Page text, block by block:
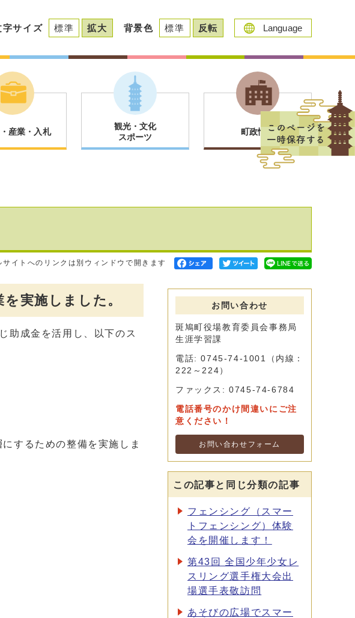
字サイズ 標準 拡大 背景色 標準 反転 Language
産業・入札
観光・文化
スポーツ
町政情報
サイトへのリンクは別ウィンドウで開きます
実施しました。
助成金を活用し、以下のス
するための整備を実施しま
お問い合わせ
斑鳩町役場教育委員会事務局
生涯学習課
電話: 0745-74-1001（内線：
222～224）
ファックス: 0745-74-6784
電話番号のかけ間違いにご注
意ください！
お問い合わせフォーム
この記事と同じ分類の記事
フェンシング（スマー
トフェンシング）体験
会を開催します！
第43回 全国少年少女レ
スリング選手権大会出
場選手表敬訪問
あそびの広場でスマー